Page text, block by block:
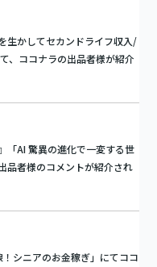
生かしてセカンドライフ収入/
、ココナラの出品者様が紹介
「AI 驚異の進化で一変する世
品者様のコメントが紹介され
シニアのお金稼ぎ」にてココ